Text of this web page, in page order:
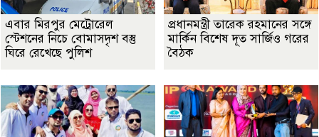
এবার মিরপুর মেট্রোরেল
স্টেশনের নিচে বোমাসদৃশ বস্তু
ঘিরে রেখেছে পুলিশ
প্রধানমন্ত্রী তারেক রহমানের সঙ্গে
মার্কিন বিশেষ দূত সার্জিও গরের
বৈঠক